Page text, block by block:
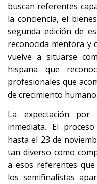
buscan referentes
la conciencia, el
segunda edición de
reconocida mentora y
vuelve a situarse
hispana que
profesionales que
de crecimiento humano.
La expectación
inmediata. El
hasta el 23 de
tan diverso como
a esos referentes
los semifinalistas